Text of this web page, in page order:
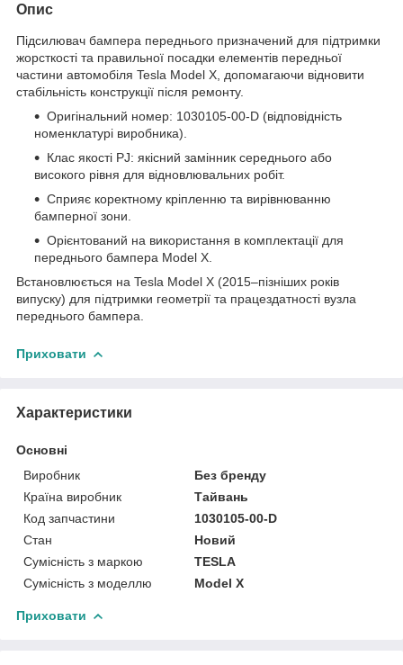
Опис
Підсилювач бампера переднього призначений для підтримки
жорсткості та правильної посадки елементів передньої
частини автомобіля Tesla Model X, допомагаючи відновити
стабільність конструкції після ремонту.
Оригінальний номер: 1030105-00-D (відповідність
номенклатурі виробника).
Клас якості PJ: якісний замінник середнього або
високого рівня для відновлювальних робіт.
Сприяє коректному кріпленню та вирівнюванню
бамперної зони.
Орієнтований на використання в комплектації для
переднього бампера Model X.
Встановлюється на Tesla Model X (2015–пізніших років
випуску) для підтримки геометрії та працездатності вузла
переднього бампера.
Приховати
Характеристики
Основні
Виробник
Без бренду
Країна виробник
Тайвань
Код запчастини
1030105-00-D
Стан
Новий
Сумісність з маркою
TESLA
Сумісність з моделлю
Model X
Приховати